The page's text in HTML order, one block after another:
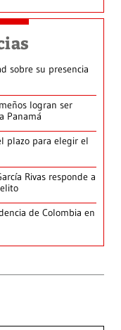
sobre su presencia
logran ser
Panamá
plazo para elegir el
Rivas responde a
de Colombia en